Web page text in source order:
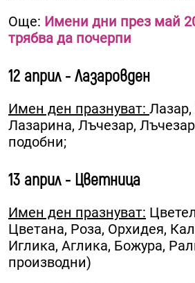
Още: Имени дни през май
трябва да почерпи
12 април - Лазаровден
Имен ден празнуват: Лазар,
Лазарина, Лъчезар,
подобни;
13 април - Цветница
Имен ден празнуват:
Цветана, Роза, Орхидея,
Иглика, Аглика, Божура,
производни)